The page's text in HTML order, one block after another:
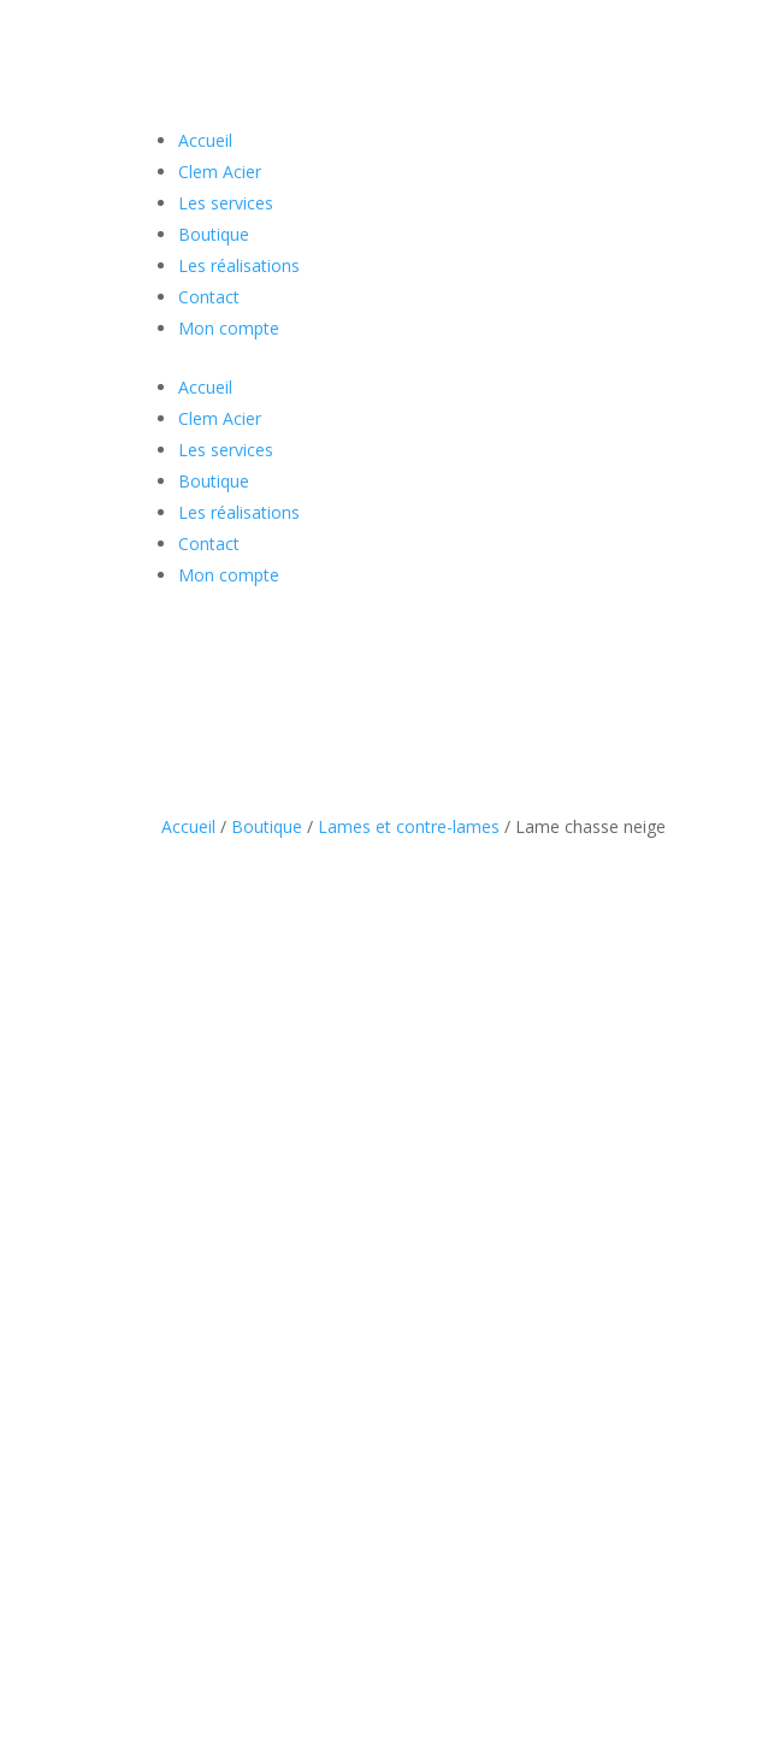
Accueil
Clem Acier
Les services
Boutique
Les réalisations
Contact
Mon compte
Accueil
Clem Acier
Les services
Boutique
Les réalisations
Contact
Mon compte
Accueil / Boutique / Lames et contre-lames / Lame chasse neige